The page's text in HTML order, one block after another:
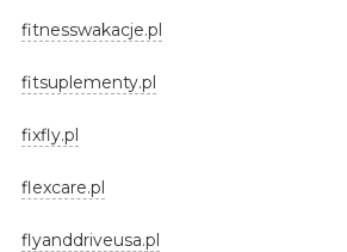
fitnesswakacje.pl
fitsuplementy.pl
fixfly.pl
flexcare.pl
flyanddriveusa.pl